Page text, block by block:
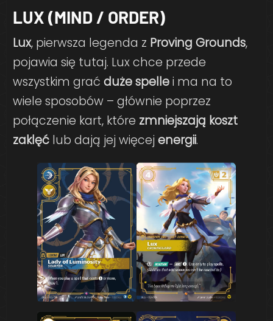
LUX (MIND / ORDER)
Lux, pierwsza legenda z Proving Grounds,
pojawia się tutaj. Lux chce przede
wszystkim grać duże spellei ma na to
wiele sposobów – głównie poprzez
połączenie kart, które zmniejszają koszt
zaklęć lub dają jej więcej energii.